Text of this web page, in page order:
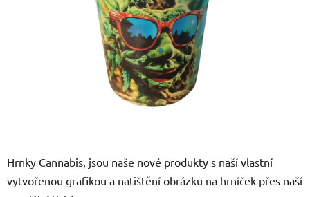
Hrnky Cannabis, jsou naše nové produkty s naší vlastní
vytvořenou grafikou a natištění obrázku na hrníček přes naší